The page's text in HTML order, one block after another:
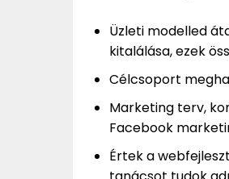
Üzleti modelled
kitalálása, ezek
Célcsoport
Marketing terv,
Facebook
Értek a